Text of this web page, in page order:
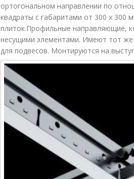
ортогональном направлении по
квадраты с габаритами от 300 х
плиток.Профильные направляющие,
несущими элементами. Имеют тот
для подвесов. Монтируются на